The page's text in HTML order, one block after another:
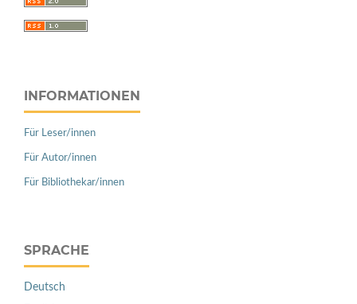
INFORMATIONEN
Für Leser/innen
Für Autor/innen
Für Bibliothekar/innen
SPRACHE
Deutsch